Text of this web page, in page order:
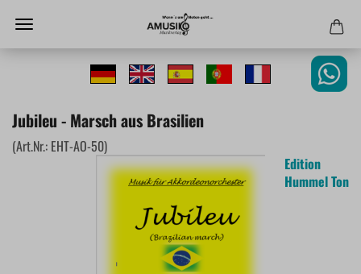
Jubileu - Marsch aus Brasilien
(Art.Nr.: EHT-AO-50)
Edition
Hummel Ton